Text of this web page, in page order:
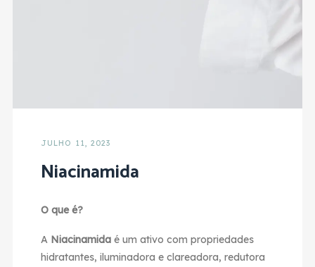
JULHO 11, 2023
Niacinamida
O que é?
ANiacinamidaé um ativo com propriedades
hidratantes, iluminadora e clareadora, redutora